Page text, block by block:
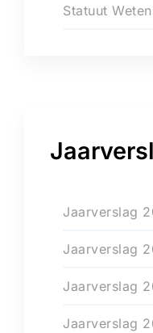
Statuut
Jaarverslag
Jaarverslag
Jaarverslag
Jaarverslag